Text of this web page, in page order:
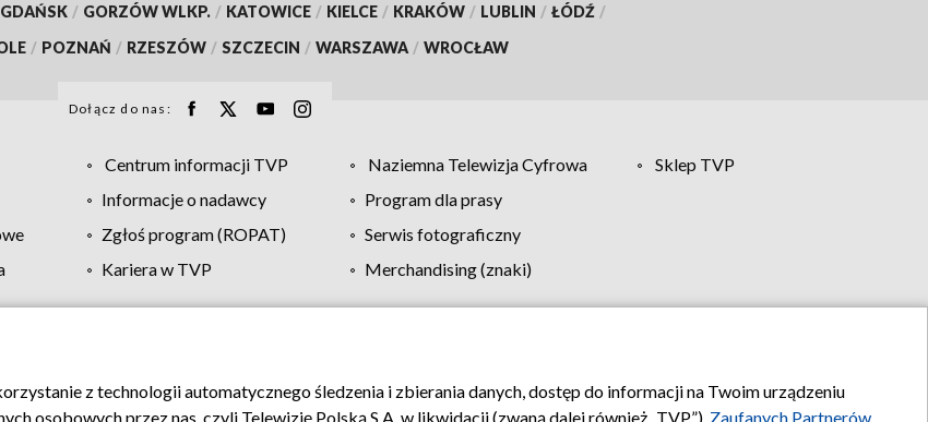
GDAŃSK / GORZÓW WLKP. / KATOWICE / KIELCE / KRAKÓW / LUBLIN / ŁÓDŹ /
/ POZNAŃ / RZESZÓW / SZCZECIN / WARSZAWA / WROCŁAW
Dołącz do nas:
Centrum informacji TVP Naziemna Telewizja Cyfrowa
Sklep TVP
Informacje o nadawcy
Program dla prasy
Zgłoś program (ROPAT)
Serwis fotograficzny
Kariera w TVP
Merchandising (znaki)
prywatności Moje zgody Pomoc Biuro reklamy Kontakt
z technologii automatycznego śledzenia i zbierania danych, dostęp do informacji na Twoim urządzeniu
osobowych przez nas, czyli Telewizję Polską S.A. w likwidacji (zwaną dalej również „TVP”), Zaufanych Partnerów